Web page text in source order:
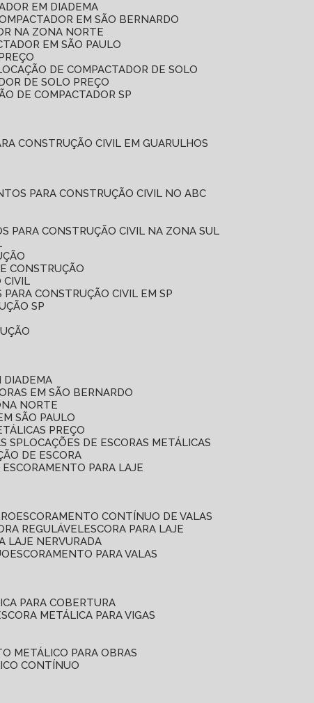
EM DIADEMA
EM SÃO BERNARDO
NA ZONA NORTE
EM SÃO PAULO
DE COMPACTADOR DE SOLO
DE SOLO PREÇO
DE COMPACTADOR SP
CONSTRUÇÃO CIVIL EM GUARULHOS
PARA CONSTRUÇÃO CIVIL NO ABC
PARA CONSTRUÇÃO CIVIL NA ZONA SUL
CONSTRUÇÃO
CIVIL
PARA CONSTRUÇÃO CIVIL EM SP
SP
DIADEMA
EM SÃO BERNARDO
NORTE
SÃO PAULO
PREÇO
SP LOCAÇÕES DE ESCORAS METÁLICAS
DE ESCORA
ESCORAMENTO PARA LAJE
ESCORAMENTO CONTÍNUO DE VALAS
REGULÁVEL ESCORA PARA LAJE
LAJE NERVURADA
ESCORAMENTO PARA VALAS
PARA COBERTURA
ESCORA METÁLICA PARA VIGAS
METÁLICO PARA OBRAS
CONTÍNUO